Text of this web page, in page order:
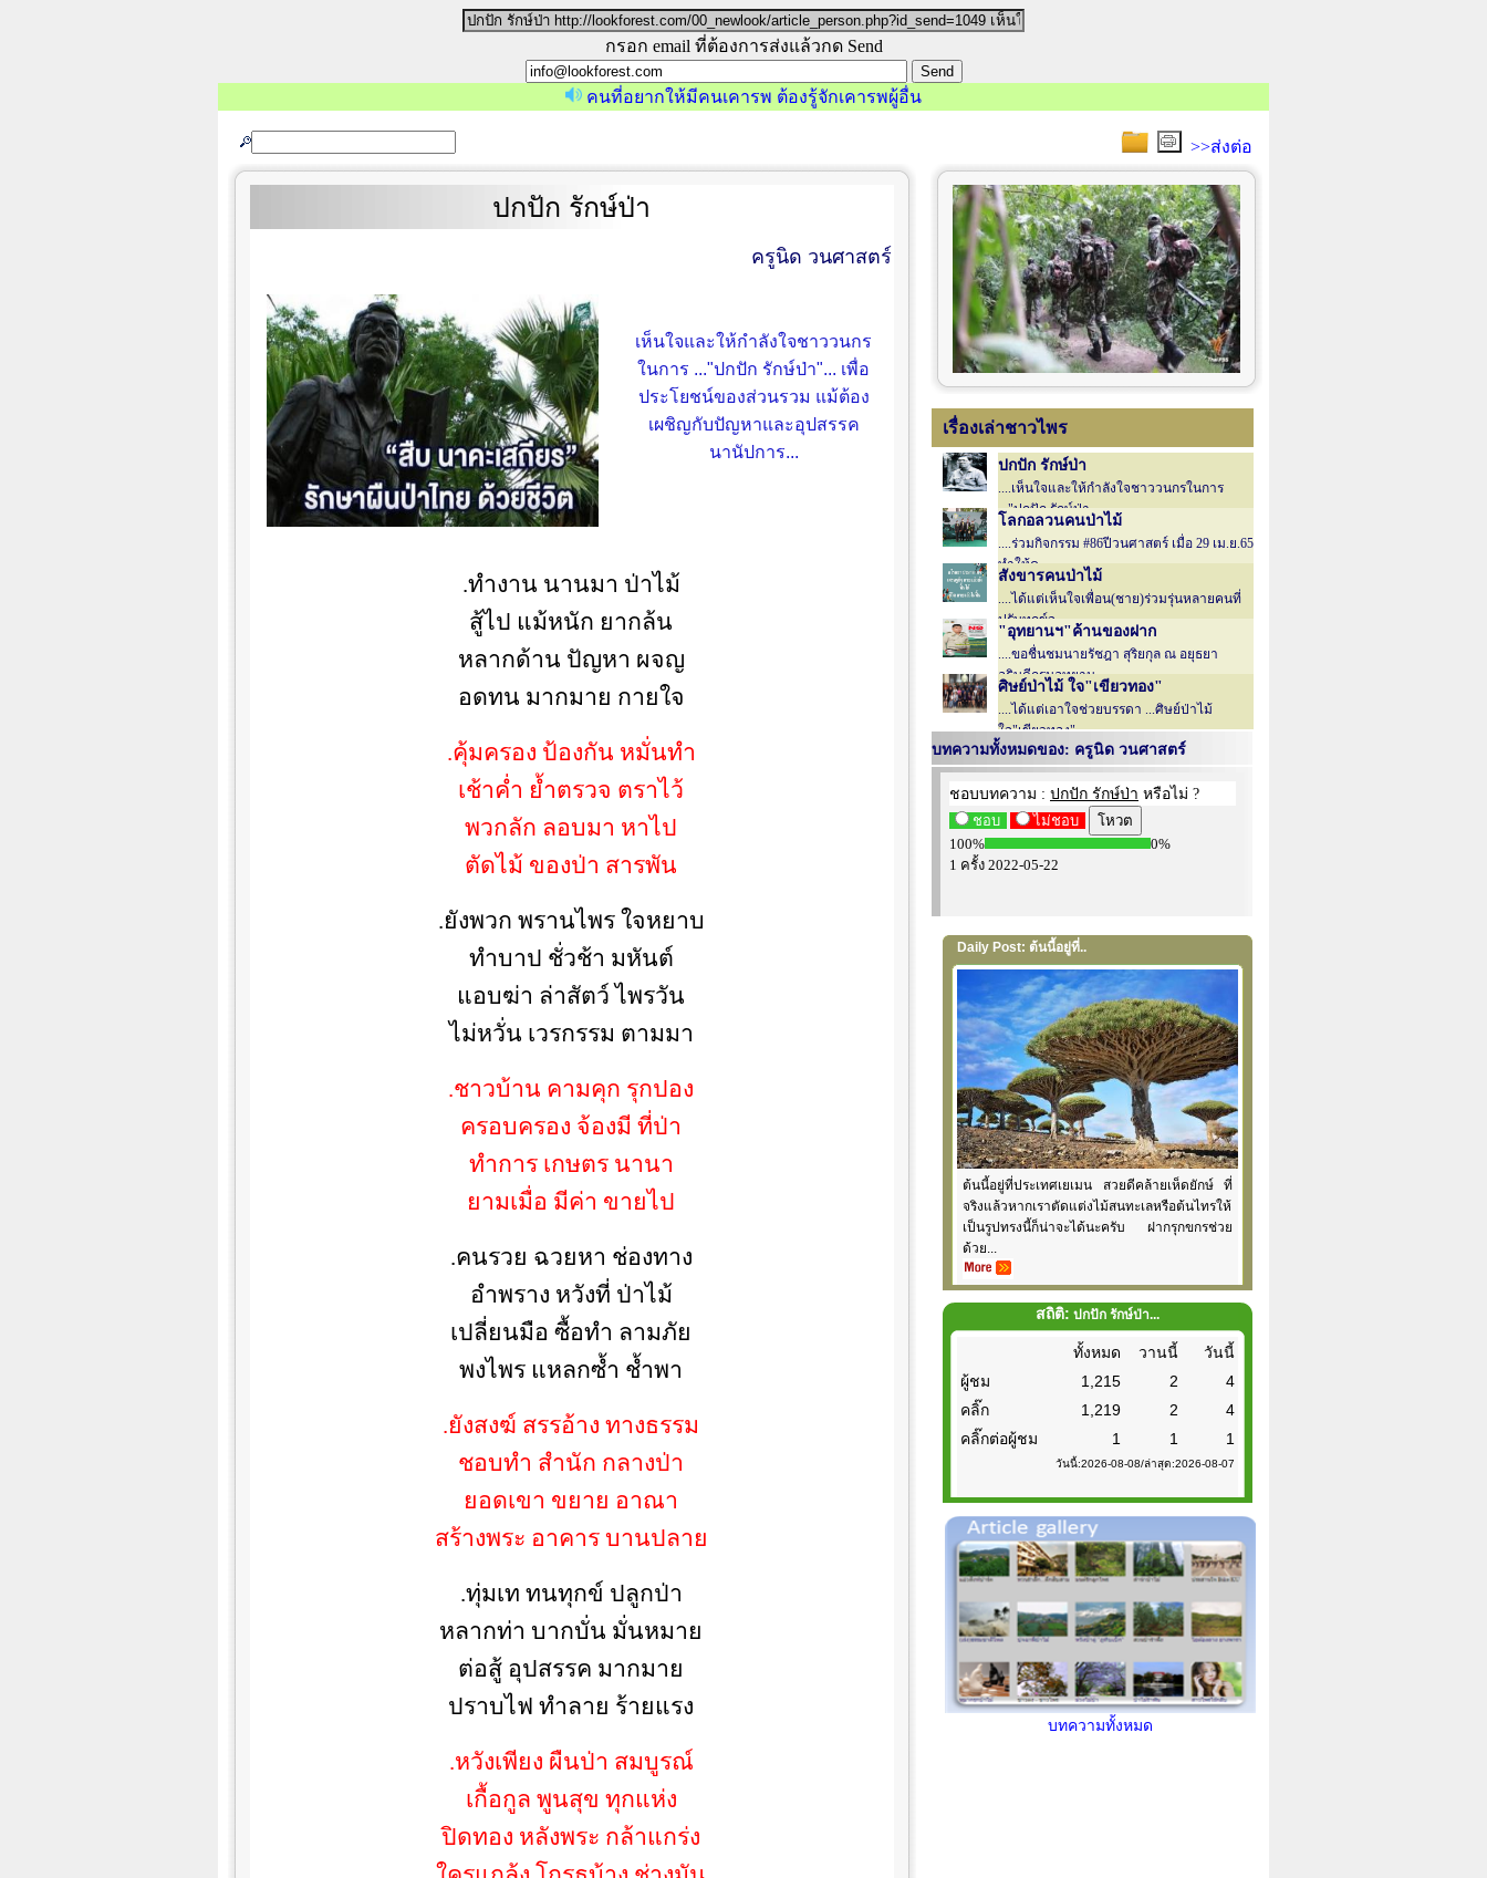
กรอก email ที่ต้องการส่งแล้วกด Send
คนที่อยากให้มีคนเคารพ ต้องรู้จักเคารพผู้อื่น
>>ส่งต่อ
ปกปัก รักษ์ป่า
ครูนิด วนศาสตร์
เห็นใจและให้กำลังใจชาววนกร
ในการ ..."ปกปัก รักษ์ป่า"... เพื่อ
ประโยชน์ของส่วนรวม แม้ต้อง
เผชิญกับปัญหาและอุปสรรค
นานัปการ...
.ทำงาน นานมา ป่าไม้
สู้ไป แม้หนัก ยากล้น
หลากด้าน ปัญหา ผจญ
อดทน มากมาย กายใจ
.คุ้มครอง ป้องกัน หมั่นทำ
เช้าค่ำ ย้ำตรวจ ตราไว้
พวกลัก ลอบมา หาไป
ตัดไม้ ของป่า สารพัน
.ยังพวก พรานไพร ใจหยาบ
ทำบาป ชั่วช้า มหันต์
แอบฆ่า ล่าสัตว์ ไพรวัน
ไม่หวั่น เวรกรรม ตามมา
.ชาวบ้าน คามคุก รุกปอง
ครอบครอง จ้องมี ที่ป่า
ทำการ เกษตร นานา
ยามเมื่อ มีค่า ขายไป
.คนรวย ฉวยหา ช่องทาง
อำพราง หวังที่ ป่าไม้
เปลี่ยนมือ ซื้อทำ ลามภัย
พงไพร แหลกซ้ำ ช้ำพา
.ยังสงฆ์ สรรอ้าง ทางธรรม
ชอบทำ สำนัก กลางป่า
ยอดเขา ขยาย อาณา
สร้างพระ อาคาร บานปลาย
.ทุ่มเท ทนทุกข์ ปลูกป่า
หลากท่า บากบั่น มั่นหมาย
ต่อสู้ อุปสรรค มากมาย
ปราบไฟ ทำลาย ร้ายแรง
.หวังเพียง ผืนป่า สมบูรณ์
เกื้อกูล พูนสุข ทุกแห่ง
ปิดทอง หลังพระ กล้าแกร่ง
เรื่องเล่าชาวไพร
ปกปัก รักษ์ป่า
....เห็นใจและให้กำลังใจชาววนกรในการ
..."ปกปัก รักษ์ป่า....
โลกอลวนคนป่าไม้
....ร่วมกิจกรรม #86ปีวนศาสตร์ เมื่อ 29 เม.ย.65
ทำให้ค....
สังขารคนป่าไม้
....ได้แต่เห็นใจเพื่อน(ชาย)ร่วมรุ่นหลายคนที่
ปรับทุกข์จ....
"อุทยานฯ"ค้านของฝาก
....ขอชื่นชมนายรัชฎา สุริยกุล ณ อยุธยา
อธิบดีกรมอุทยาน....
ศิษย์ป่าไม้ ใจ"เขียวทอง"
....ได้แต่เอาใจช่วยบรรดา ...ศิษย์ป่าไม้
ใจ"เขียวทอง"......
บทความทั้งหมดของ: ครูนิด วนศาสตร์
Daily Post: ต้นนี้อยู่ที่..
ต้นนี้อยู่ที่ประเทศเยเมน สวยดีคล้ายเห็ดยักษ์ ที่
จริงแล้วหากเราตัดแต่งไม้สนทะเลหรือต้นไทรให้
เป็นรูปทรงนี้ก็น่าจะได้นะครับ ฝากรุกขกรช่วย
ด้วย...
สถิติ: ปกปัก รักษ์ป่า...
ทั้งหมด วานนี้
วันนี้
ผู้ชม
1,215 2
4
คลิ๊ก
1,219 2
4
คลิ๊กต่อผู้ชม
1 1 1
วันนี้:2026-08-08/ล่าสุด:2026-08-07
บทความทั้งหมด